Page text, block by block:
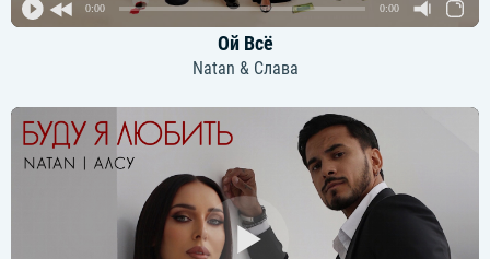
0:00 0:00
Ой Всё
Natan & Слава